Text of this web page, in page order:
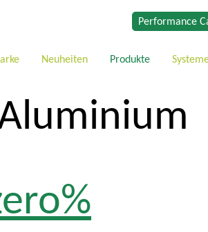
Performance
Neuheiten Produkte